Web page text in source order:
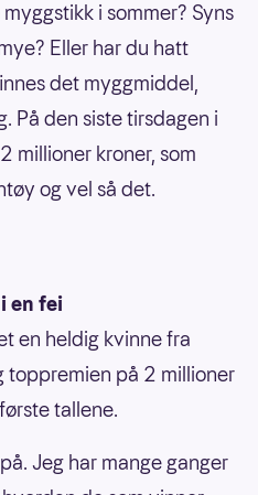
i sommer? Syns
Eller har du hatt
det myggmiddel,
På den siste tirsdagen i
millioner kroner, som
og vel så det.
en fei
en heldig kvinne fra
toppremien på 2 millioner
tallene.
Jeg har mange ganger